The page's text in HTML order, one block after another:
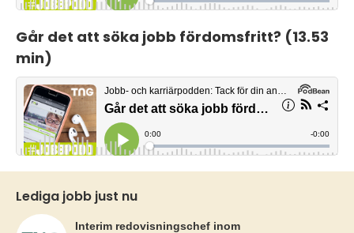
Går det att söka jobb fördomsfritt? (13.53
min)
Lediga jobb just nu
Interim redovisningschef inom